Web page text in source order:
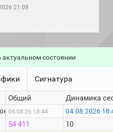
21:09
актуальном состоянии
Сигнатура
Общий
04.08.26 18:44
54 411
Динамика
04.08.2026
10